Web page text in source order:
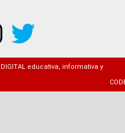
educativa, informativa y